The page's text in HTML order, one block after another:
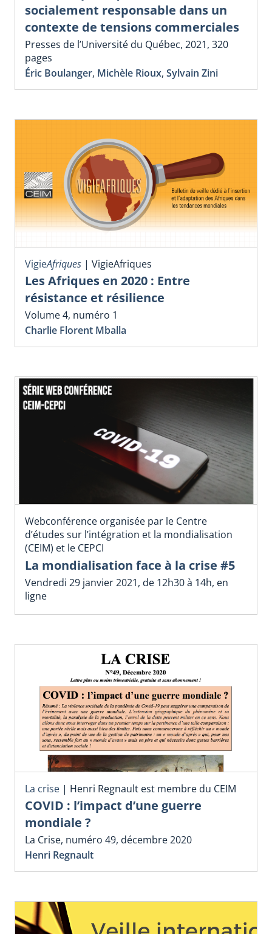
socialement responsable dans un
contexte de tensions commerciales
Presses de l’Université du Québec, 2021, 320
pages
Éric Boulanger, Michèle Rioux, Sylvain Zini
VigieAfriques | VigieAfriques
Les Afriques en 2020 : Entre
résistance et résilience
Volume 4, numéro 1
Charlie Florent Mballa
Webconférence organisée par le Centre
d’études sur l’intégration et la mondialisation
(CEIM) et le CEPCI
La mondialisation face à la crise #5
Vendredi 29 janvier 2021, de 12h30 à 14h, en
ligne
La crise | Henri Regnault est membre du CEIM
COVID : l’impact d’une guerre
mondiale ?
La Crise, numéro 49, décembre 2020
Henri Regnault